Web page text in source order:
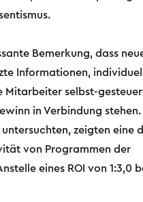
Bemerkung, dass
Informationen, individuell
Mitarbeiter selbst-
in Verbindung
zeigten eine
von Programmen der
eines ROI von 1:3,0